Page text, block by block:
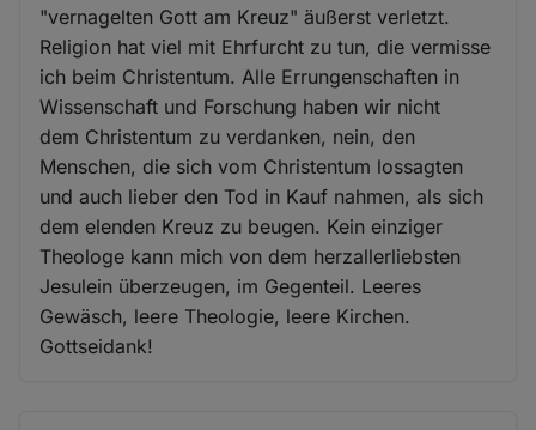
"vernagelten Gott am Kreuz" äußerst verletzt.
Religion hat viel mit Ehrfurcht zu tun, die vermisse
ich beim Christentum. Alle Errungenschaften in
Wissenschaft und Forschung haben wir nicht
dem Christentum zu verdanken, nein, den
Menschen, die sich vom Christentum lossagten
und auch lieber den Tod in Kauf nahmen, als sich
dem elenden Kreuz zu beugen. Kein einziger
Theologe kann mich von dem herzallerliebsten
Jesulein überzeugen, im Gegenteil. Leeres
Gewäsch, leere Theologie, leere Kirchen.
Gottseidank!